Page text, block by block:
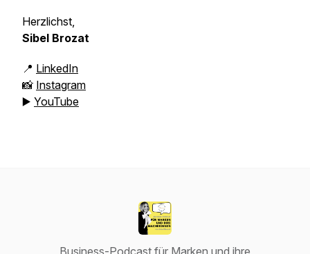
Herzlichst,
Sibel Brozat
📍 LinkedIn
📸 Instagram
▶️ YouTube
Business-Podcast für Marken und ihre